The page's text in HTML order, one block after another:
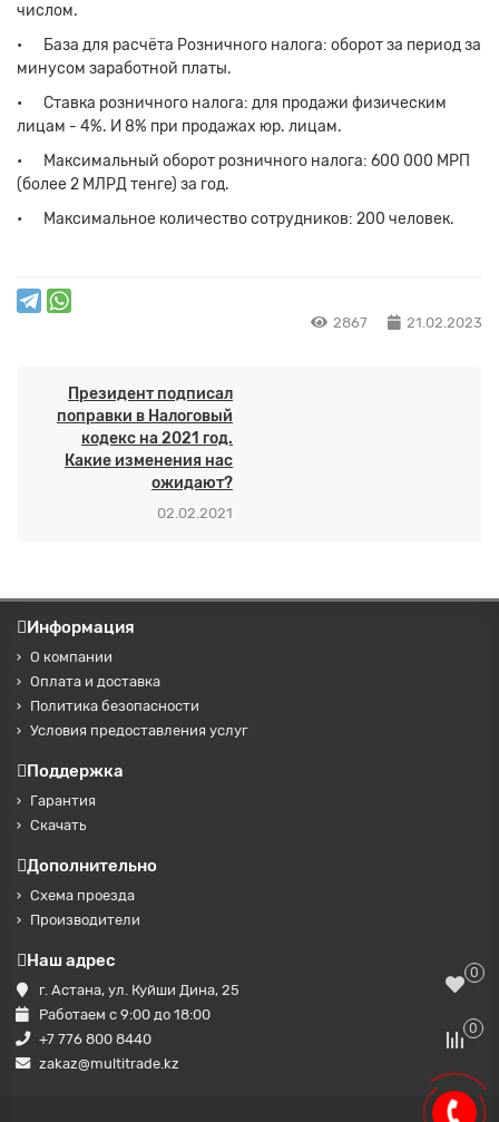
числом.
•
База для расчёта Розничного налога: оборот за период за
минусом заработной платы.
•
Ставка розничного налога: для продажи физическим
лицам - 4%. И 8% при продажах юр. лицам.
•
Максимальный оборот розничного налога: 600 000 МРП
(более 2 МЛРД тенге) за год.
•
Максимальное количество сотрудников: 200 человек.
2867 21.02.2023
Президент подписал
поправки в Налоговый
кодекс на 2021 год.
Какие изменения нас
ожидают?
02.02.2021
Информация
О компании
Оплата и доставка
Политика безопасности
Условия предоставления услуг
Поддержка
Гарантия
Скачать
Дополнительно
Схема проезда
Производители
Наш адрес
г. Астана, ул. Куйши Дина, 25
Работаем с 9:00 до 18:00
+7 776 800 8440
zakaz@multitrade.kz
0
0